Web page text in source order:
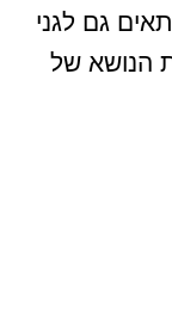
גם לגני
הנושא של